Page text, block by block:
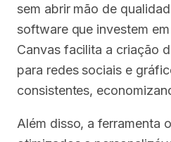
sem abrir mão de
software que investem
Canvas facilita a criação
para redes sociais e
consistentes,
Além disso, a ferramenta